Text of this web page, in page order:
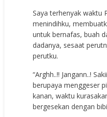
Saya terhenyak waktu
menindihku,
untuk bernafas, buah
dadanya, sesaat
perutku.
“Arghh..!! Jangann..!
berupaya menggeser
kanan, waktu
bergesekan dengan